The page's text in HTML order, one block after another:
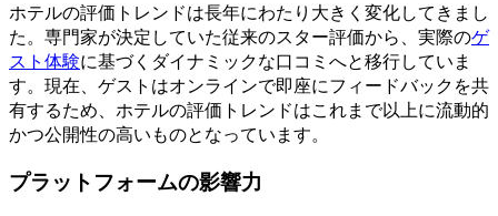
ホテルの評価トレンドは長年にわたり大きく変化してきまし
た。専門家が決定していた従来のスター評価から、実際のゲ
スト体験に基づくダイナミックな口コミへと移行していま
す。現在、ゲストはオンラインで即座にフィードバックを共
有するため、ホテルの評価トレンドはこれまで以上に流動的
かつ公開性の高いものとなっています。
プラットフォームの影響力